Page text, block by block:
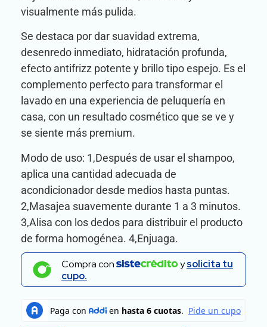
visualmente más pulida.
Se destaca por dar suavidad extrema,
desenredo inmediato, hidratación profunda,
efecto antifrizz potente y brillo tipo espejo. Es el
complemento perfecto para transformar el
lavado en una experiencia de peluquería en
casa, con un resultado cosmético que se ve y
se siente más premium.
Modo de uso: 1,Después de usar el shampoo,
aplica una cantidad adecuada de
acondicionador desde medios hasta puntas.
2,Masajea suavemente durante 1 a 3 minutos.
3,Alisa con los dedos para distribuir el producto
de forma homogénea. 4,Enjuaga.
Compra con ysolicita tu
cupo.